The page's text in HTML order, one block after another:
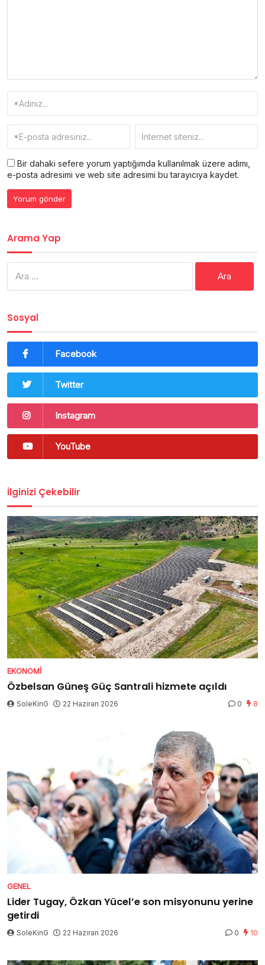
Bir dahaki sefere yorum yaptığımda kullanılmak üzere adımı,
e-posta adresimi ve web site adresimi bu tarayıcıya kaydet.
Arama Yap
Sosyal
Facebook
Twitter
Instagram
YouTube
İlginizi Çekebilir
EKONOMI
Özbelsan Güneş Güç Santrali hizmete açıldı
SoleKinG 22 Haziran 2026 0 8
GENEL
Lider Tugay, Özkan Yücel’e son misyonunu yerine
getirdi
SoleKinG 22 Haziran 2026 0 10